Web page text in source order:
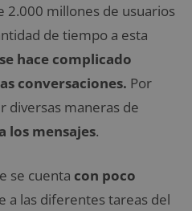
2.000 millones de usuarios
de tiempo a esta
se hace complicado
conversaciones. Por
diversas maneras de
los mensajes.
se cuenta con poco
a las diferentes tareas del